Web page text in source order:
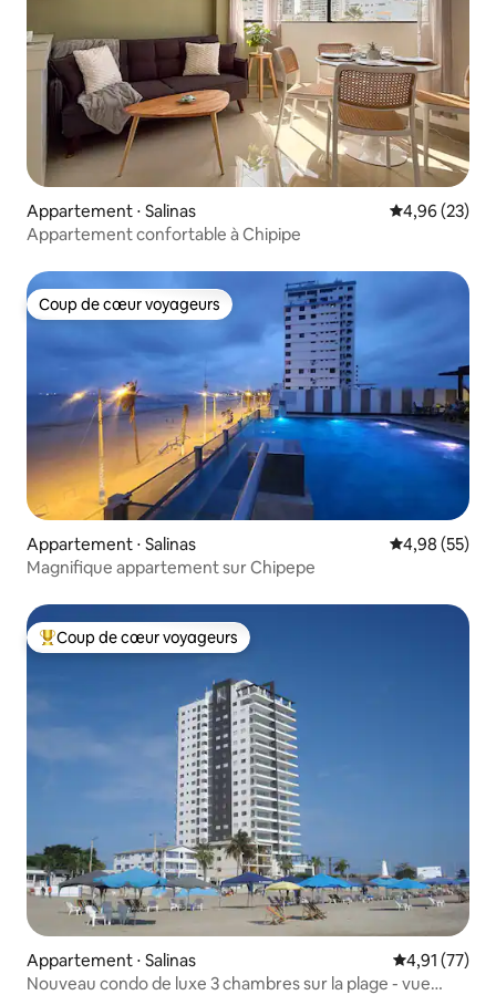
Appartement ⋅ Salinas Évaluation
4,96 (23)
Appartement confortable à Chipipe
Coup de cœur voyageurs
Coup de cœur voyageurs
Appartement ⋅ Salinas Évaluation
4,98 (55)
Magnifique appartement sur Chipepe
Coups de cœur voyageurs les plus appréciés
Coup de cœur voyageurs
Appartement ⋅ Salinas Évaluation
4,91 (77)
Nouveau condo de luxe 3 chambres sur la plage - vue